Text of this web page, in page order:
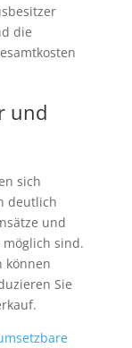
die
und
sich
deutlich
und
sind.
können
Sie